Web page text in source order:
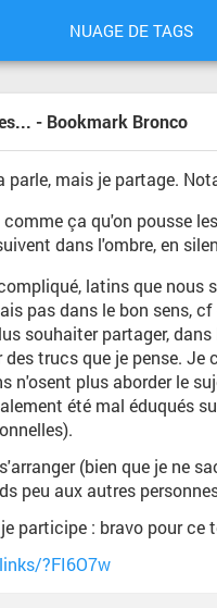
NUAGE DE TAGS
- Bookmark Bronco
parle, mais je partage.
ça qu'on pousse
dans l'ombre, en
latins que nous
pas dans le bon sens,
souhaiter partager,
trucs que je pense.
n'osent plus aborder le
été mal éduqués
(bien que je ne
peu aux autres
participe : bravo pour ce
?FI6O7w